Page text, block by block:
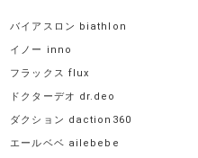
バイアスロン biathlon
イノー inno
フラックス flux
ドクターデオ dr.deo
ダクション daction360
エールベベ ailebebe